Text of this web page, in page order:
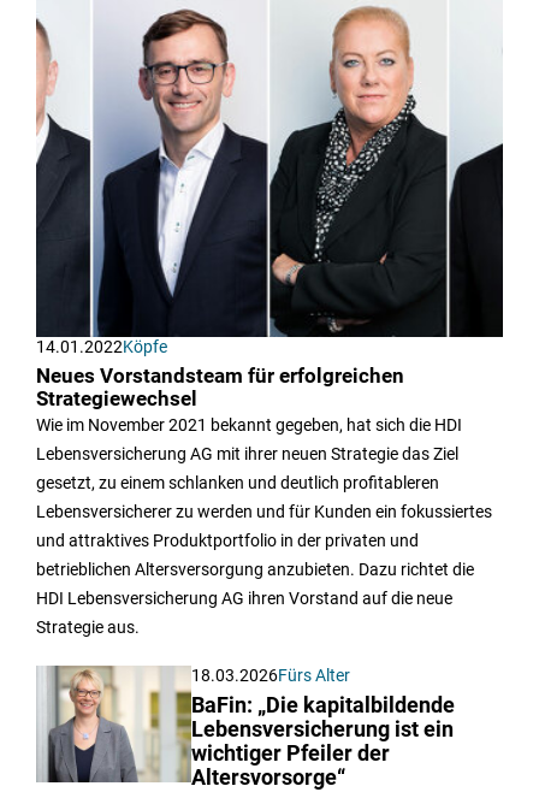
14.01.2022Köpfe
Neues Vorstandsteam für erfolgreichen
Strategiewechsel
Wie im November 2021 bekannt gegeben, hat sich die HDI
Lebensversicherung AG mit ihrer neuen Strategie das Ziel
gesetzt, zu einem schlanken und deutlich profitableren
Lebensversicherer zu werden und für Kunden ein fokussiertes
und attraktives Produktportfolio in der privaten und
betrieblichen Altersversorgung anzubieten. Dazu richtet die
HDI Lebensversicherung AG ihren Vorstand auf die neue
Strategie aus.
18.03.2026Fürs Alter
BaFin: „Die kapitalbildende
Lebensversicherung ist ein
wichtiger Pfeiler der
Altersvorsorge“